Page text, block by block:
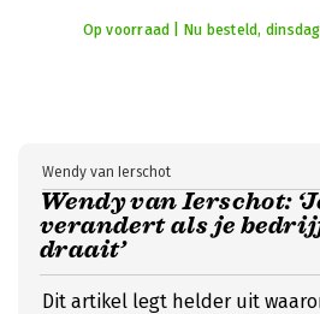
Op voorraad | Nu besteld,
Wendy van Ierschot:
verandert als je
draait’
Wendy van Ierschot
Dit artikel legt helder uit